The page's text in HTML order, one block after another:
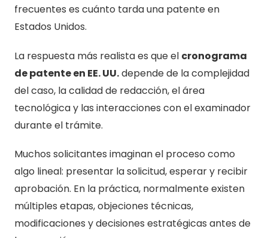
frecuentes es cuánto tarda una patente en
Estados Unidos.
La respuesta más realista es que el cronograma
de patente en EE. UU.depende de la complejidad
del caso, la calidad de redacción, el área
tecnológica y las interacciones con el examinador
durante el trámite.
Muchos solicitantes imaginan el proceso como
algo lineal: presentar la solicitud, esperar y recibir
aprobación. En la práctica, normalmente existen
múltiples etapas, objeciones técnicas,
modificaciones y decisiones estratégicas antes de